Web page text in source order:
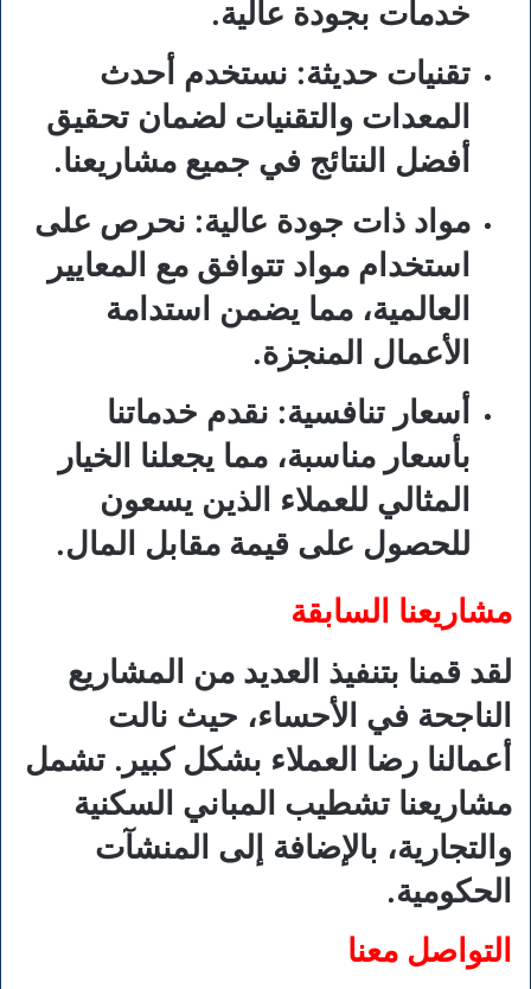
خدمات بجودة عالية.
تقنيات حديثة: نستخدم أحدث
المعدات والتقنيات لضمان تحقيق
أفضل النتائج في جميع مشاريعنا.
مواد ذات جودة عالية: نحرص على
استخدام مواد تتوافق مع المعايير
العالمية، مما يضمن استدامة
الأعمال المنجزة.
أسعار تنافسية: نقدم خدماتنا
بأسعار مناسبة، مما يجعلنا الخيار
المثالي للعملاء الذين يسعون
للحصول على قيمة مقابل المال.
مشاريعنا السابقة
لقد قمنا بتنفيذ العديد من المشاريع
الناجحة في الأحساء، حيث نالت
أعمالنا رضا العملاء بشكل كبير. تشمل
مشاريعنا تشطيب المباني السكنية
والتجارية، بالإضافة إلى المنشآت
الحكومية.
التواصل معنا